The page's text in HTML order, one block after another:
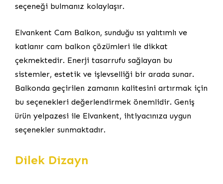
seçeneği bulmanız kolaylaşır.
Elvankent Cam Balkon, sunduğu ısı yalıtımlı ve
katlanır cam balkon çözümleri ile dikkat
çekmektedir. Enerji tasarrufu sağlayan bu
sistemler, estetik ve işlevselliği bir arada sunar.
Balkonda geçirilen zamanın kalitesini artırmak için
bu seçenekleri değerlendirmek önemlidir. Geniş
ürün yelpazesi ile Elvankent, ihtiyacınıza uygun
seçenekler sunmaktadır.
Dilek Dizayn